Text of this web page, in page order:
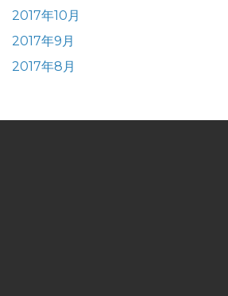
2017年10月
2017年9月
2017年8月